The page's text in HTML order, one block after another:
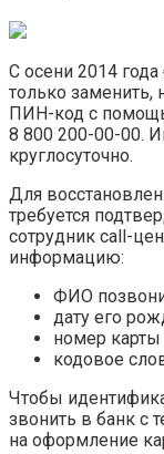
С осени 2014
только заменить,
ПИН-код с
8 800 200-00-00.
круглосуточно.
Для
требуется
сотрудник call-
информацию:
ФИО
дату его
номер карты
кодовое
Чтобы
звонить в банк с
на оформление